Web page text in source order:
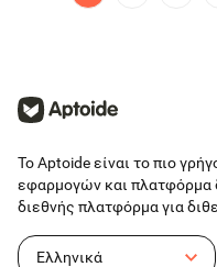
Το Aptoide είναι το πιο
εφαρμογών και πλατφόρμα
διεθνής πλατφόρμα για
Ελληνικά